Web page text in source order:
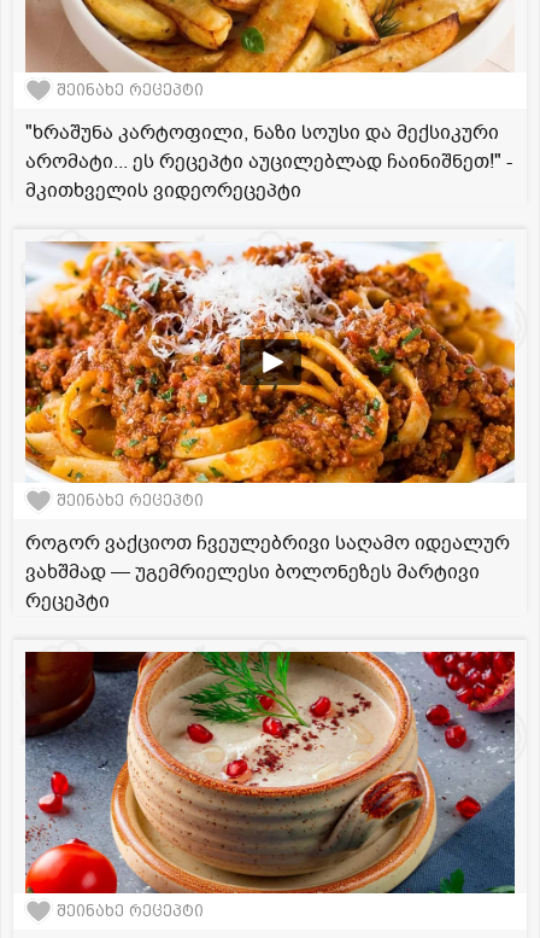
შეინახე რეცეპტი
"ხრაშუნა კარტოფილი, ნაზი სოუსი და მექსიკური
არომატი... ეს რეცეპტი აუცილებლად ჩაინიშნეთ!" -
მკითხველის ვიდეორეცეპტი
შეინახე რეცეპტი
როგორ ვაქციოთ ჩვეულებრივი საღამო იდეალურ
ვახშმად — უგემრიელესი ბოლონეზეს მარტივი
რეცეპტი
შეინახე რეცეპტი